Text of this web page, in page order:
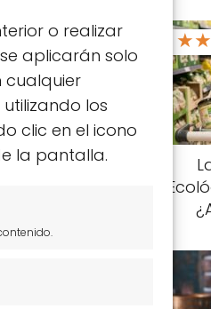
o realizar
aplicarán solo
cualquier
los
clic en el icono
la pantalla.
es sencilla:
puedes
se pueden
mercado
★★